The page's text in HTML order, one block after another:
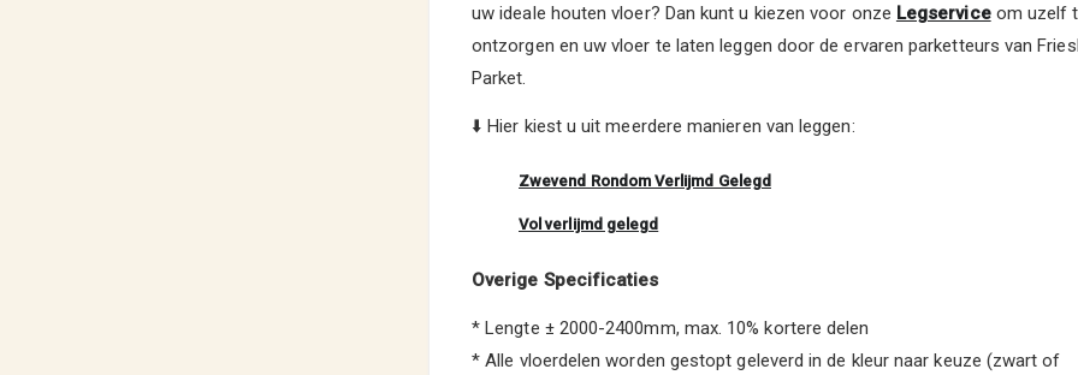
uw ideale houten vloer? Dan kunt u kiezen voor onze Legserviceom uzelf
ontzorgen en uw vloer te laten leggen door de ervaren parketteurs van
Parket.
⬇️ Hier kiest u uit meerdere manieren van leggen:
Zwevend Rondom Verlijmd Gelegd
Vol verlijmd gelegd
Overige Specificaties
* Lengte ± 2000-2400mm, max. 10% kortere delen
* Alle vloerdelen worden gestopt geleverd in de kleur naar keuze (zwart of